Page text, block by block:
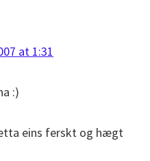
at 1:31
:)
eins ferskt og hægt